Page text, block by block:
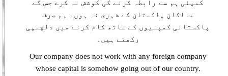
کمپنی ہم سے رابطہ کرنے کی کوشش نہ کرے جس کے
مالکان پاکستان کے شہری نہ ہوں۔ ہم صرف
پاکستانی کمپنیوں کے ساتھ کام کرنے میں دلچسپی
رکھتے ہیں۔
Our company does not work with any foreign company
whose capital is somehow going out of our country.